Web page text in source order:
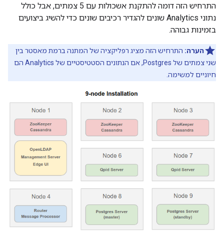
התרחיש הזה דומה להתקנת אשכולות עם 5 צמתים, אבל כולל
נתוני Analytics שונים להגדיר רכיבים שונים כדי להשיג ביצועים
בזמינות גבוהה.
הערה: התרחיש הזה מציג רפליקציה של המתנה ברמת מאסטר בין
שני צמתים של Postgres, אם הנתונים הסטטיסטיים של Analytics הם
חיוניים למשימה.